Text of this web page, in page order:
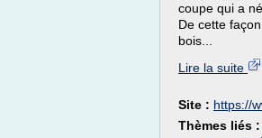
coupe qui a
De cette
bois...
Lire la suite
Site : https://
Thèmes liés :